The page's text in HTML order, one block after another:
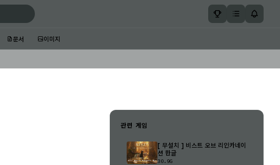
문서 이미지
관련 게임
[ 무설치 ] 비스트 오브 리인카네이
션 한글
30.9G